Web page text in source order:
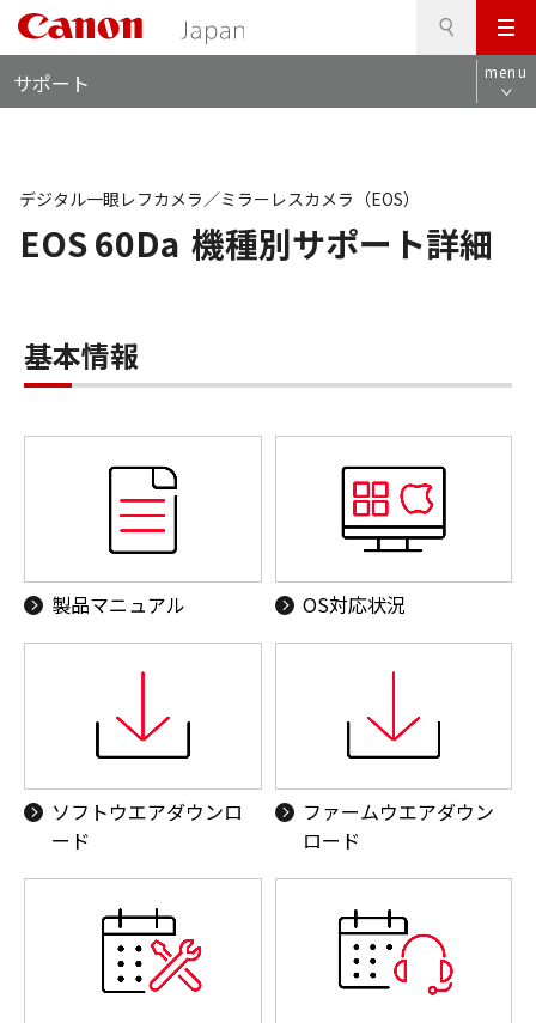
メ
ニ
ュ
サポート menu
EOS 60Da 機種別サポート詳細
デジタル一眼レフカメラ／ミラーレスカメラ（EOS）
基本情報
製品マニュアル OS対応状況
ソフトウエアダウンロ
ード
ファームウエアダウン
ロード